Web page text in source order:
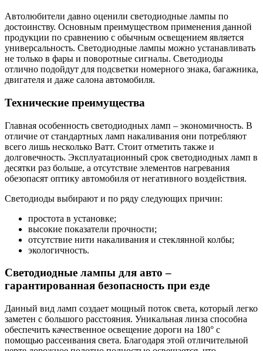
Автолюбители давно оценили светодиодные лампы по
достоинству. Основным преимуществом применения данной
продукции по сравнению с обычным освещением является
универсальность. Светодиодные лампы можно устанавливать
не только в фары и поворотные сигналы. Светодиоды
отлично подойдут для подсветки номерного знака, багажника,
двигателя и даже салона автомобиля.
Технические преимущества
Главная особенность светодиодных ламп – экономичность. В
отличие от стандартных ламп накаливания они потребляют
всего лишь несколько Ватт. Стоит отметить также и
долговечность. Эксплуатационный срок светодиодных ламп в
десятки раз больше, а отсутствие элементов нагревания
обезопасят оптику автомобиля от негативного воздействия.
Светодиоды выбирают и по ряду следующих причин:
простота в установке;
высокие показатели прочности;
отсутствие нити накаливания и стеклянной колбы;
экологичность.
Светодиодные лампы для авто –
гарантированная безопасность при езде
Данный вид ламп создает мощный поток света, который легко
заметен с большого расстояния. Уникальная линза способна
обеспечить качественное освещение дороги на 180° с
помощью рассеивания света. Благодаря этой отличительной